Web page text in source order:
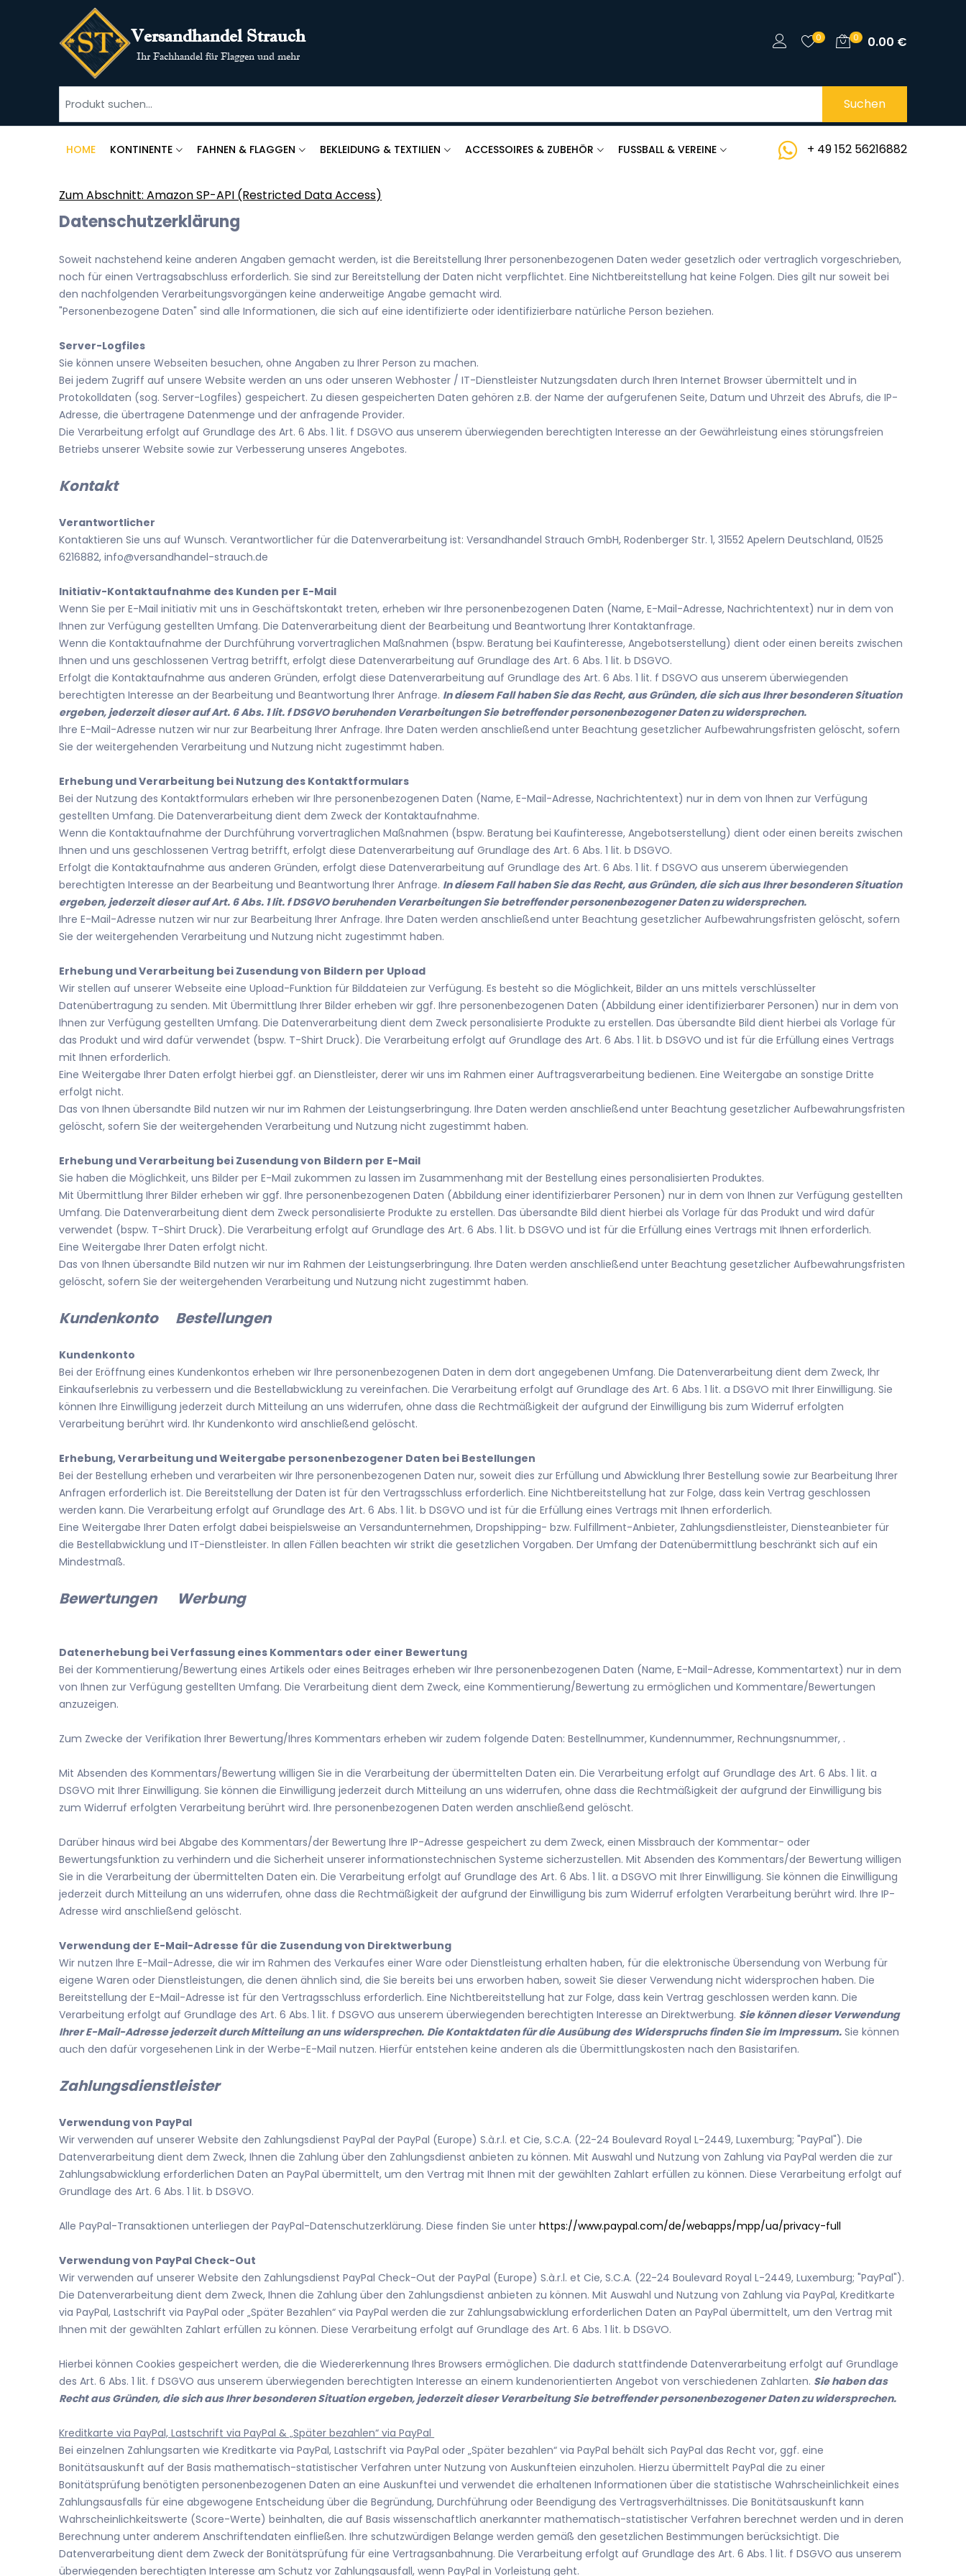
Versandhandel Strauch
Ihr Fachhandel für Flaggen und mehr
0 0 0.00 €
Suchen
HOME KONTINENTE FAHNEN & FLAGGEN BEKLEIDUNG & TEXTILIEN ACCESSOIRES & ZUBEHÖR FUSSBALL & VEREINE + 49 152 56216882
Zum Abschnitt: Amazon SP-API (Restricted Data Access)
Datenschutzerklärung
Soweit nachstehend keine anderen Angaben gemacht werden, ist die Bereitstellung Ihrer personenbezogenen Daten weder gesetzlich oder vertraglich vorgeschrieben,
noch für einen Vertragsabschluss erforderlich. Sie sind zur Bereitstellung der Daten nicht verpflichtet. Eine Nichtbereitstellung hat keine Folgen. Dies gilt nur soweit bei
den nachfolgenden Verarbeitungsvorgängen keine anderweitige Angabe gemacht wird.
"Personenbezogene Daten" sind alle Informationen, die sich auf eine identifizierte oder identifizierbare natürliche Person beziehen.
Server-Logfiles
Sie können unsere Webseiten besuchen, ohne Angaben zu Ihrer Person zu machen.
Bei jedem Zugriff auf unsere Website werden an uns oder unseren Webhoster / IT-Dienstleister Nutzungsdaten durch Ihren Internet Browser übermittelt und in
Protokolldaten (sog. Server-Logfiles) gespeichert. Zu diesen gespeicherten Daten gehören z.B. der Name der aufgerufenen Seite, Datum und Uhrzeit des Abrufs, die IP-
Adresse, die übertragene Datenmenge und der anfragende Provider.
Die Verarbeitung erfolgt auf Grundlage des Art. 6 Abs. 1 lit. f DSGVO aus unserem überwiegenden berechtigten Interesse an der Gewährleistung eines störungsfreien
Betriebs unserer Website sowie zur Verbesserung unseres Angebotes.
Kontakt
Verantwortlicher
Kontaktieren Sie uns auf Wunsch. Verantwortlicher für die Datenverarbeitung ist:Versandhandel Strauch GmbH,Rodenberger Str. 1,31552ApelernDeutschland,01525
6216882,info@versandhandel-strauch.de
Initiativ-Kontaktaufnahme des Kunden per E-Mail
Wenn Sie per E-Mail initiativ mit uns in Geschäftskontakt treten, erheben wir Ihre personenbezogenen Daten (Name, E-Mail-Adresse, Nachrichtentext) nur in dem von
Ihnen zur Verfügung gestellten Umfang. Die Datenverarbeitung dient der Bearbeitung und Beantwortung Ihrer Kontaktanfrage.
Wenn die Kontaktaufnahme der Durchführung vorvertraglichen Maßnahmen (bspw. Beratung bei Kaufinteresse, Angebotserstellung) dient oder einen bereits zwischen
Ihnen und uns geschlossenen Vertrag betrifft, erfolgt diese Datenverarbeitung auf Grundlage des Art. 6 Abs. 1 lit. b DSGVO.
Erfolgt die Kontaktaufnahme aus anderen Gründen, erfolgt diese Datenverarbeitung auf Grundlage des Art. 6 Abs. 1 lit. f DSGVO aus unserem überwiegenden
berechtigten Interesse an der Bearbeitung und Beantwortung Ihrer Anfrage. In diesem Fall haben Sie das Recht, aus Gründen, die sich aus Ihrer besonderen Situation
ergeben, jederzeit dieser auf Art. 6 Abs. 1 lit. f DSGVO beruhenden Verarbeitungen Sie betreffender personenbezogener Daten zu widersprechen.
Ihre E-Mail-Adresse nutzen wir nur zur Bearbeitung Ihrer Anfrage. Ihre Daten werden anschließend unter Beachtung gesetzlicher Aufbewahrungsfristen gelöscht, sofern
Sie der weitergehenden Verarbeitung und Nutzung nicht zugestimmt haben.
Erhebung und Verarbeitung bei Nutzung des Kontaktformulars
Bei der Nutzung des Kontaktformulars erheben wir Ihre personenbezogenen Daten (Name, E-Mail-Adresse, Nachrichtentext) nur in dem von Ihnen zur Verfügung
gestellten Umfang. Die Datenverarbeitung dient dem Zweck der Kontaktaufnahme.
Wenn die Kontaktaufnahme der Durchführung vorvertraglichen Maßnahmen (bspw. Beratung bei Kaufinteresse, Angebotserstellung) dient oder einen bereits zwischen
Ihnen und uns geschlossenen Vertrag betrifft, erfolgt diese Datenverarbeitung auf Grundlage des Art. 6 Abs. 1 lit. b DSGVO.
Erfolgt die Kontaktaufnahme aus anderen Gründen, erfolgt diese Datenverarbeitung auf Grundlage des Art. 6 Abs. 1 lit. f DSGVO aus unserem überwiegenden
berechtigten Interesse an der Bearbeitung und Beantwortung Ihrer Anfrage. In diesem Fall haben Sie das Recht, aus Gründen, die sich aus Ihrer besonderen Situation
ergeben, jederzeit dieser auf Art. 6 Abs. 1 lit. f DSGVO beruhenden Verarbeitungen Sie betreffender personenbezogener Daten zu widersprechen.
Ihre E-Mail-Adresse nutzen wir nur zur Bearbeitung Ihrer Anfrage. Ihre Daten werden anschließend unter Beachtung gesetzlicher Aufbewahrungsfristen gelöscht, sofern
Sie der weitergehenden Verarbeitung und Nutzung nicht zugestimmt haben.
Erhebung und Verarbeitung bei Zusendung von Bildern per Upload
Wir stellen auf unserer Webseite eine Upload-Funktion für Bilddateien zur Verfügung. Es besteht so die Möglichkeit, Bilder an uns mittels verschlüsselter
Datenübertragung zu senden. Mit Übermittlung Ihrer Bilder erheben wir ggf. Ihre personenbezogenen Daten (Abbildung einer identifizierbarer Personen) nur in dem von
Ihnen zur Verfügung gestellten Umfang. Die Datenverarbeitung dient dem Zweck personalisierte Produkte zu erstellen. Das übersandte Bild dient hierbei als Vorlage für
das Produkt und wird dafür verwendet (bspw. T-Shirt Druck). Die Verarbeitung erfolgt auf Grundlage des Art. 6 Abs. 1 lit. b DSGVO und ist für die Erfüllung eines Vertrags
mit Ihnen erforderlich.
Eine Weitergabe Ihrer Daten erfolgt hierbeiggf. an Dienstleister, derer wir uns im Rahmen einer Auftragsverarbeitung bedienen. Eine Weitergabe an sonstige Dritte
erfolgt nicht.
Das von Ihnen übersandte Bild nutzen wir nur im Rahmen der Leistungserbringung. Ihre Daten werden anschließend unter Beachtung gesetzlicher Aufbewahrungsfristen
gelöscht, sofern Sie der weitergehenden Verarbeitung und Nutzung nicht zugestimmt haben.
Erhebung und Verarbeitung bei Zusendung von Bildern per E-Mail
Sie haben die Möglichkeit, uns Bilder per E-Mail zukommen zu lassen im Zusammenhang mit der Bestellung eines personalisierten Produktes.
Mit Übermittlung Ihrer Bilder erheben wir ggf. Ihre personenbezogenen Daten (Abbildung einer identifizierbarer Personen) nur in dem von Ihnen zur Verfügung gestellten
Umfang. Die Datenverarbeitung dient dem Zweck personalisierte Produkte zu erstellen. Das übersandte Bild dient hierbei als Vorlage für das Produkt und wird dafür
verwendet (bspw. T-Shirt Druck). Die Verarbeitung erfolgt auf Grundlage des Art. 6 Abs. 1 lit. b DSGVO und ist für die Erfüllung eines Vertrags mit Ihnen erforderlich.
Eine Weitergabe Ihrer Daten erfolgt nicht.
Das von Ihnen übersandte Bild nutzen wir nur im Rahmen der Leistungserbringung. Ihre Daten werden anschließend unter Beachtung gesetzlicher Aufbewahrungsfristen
gelöscht, sofern Sie der weitergehenden Verarbeitung und Nutzung nicht zugestimmt haben.
Kundenkonto Bestellungen
Kundenkonto
Bei der Eröffnung eines Kundenkontos erheben wir Ihre personenbezogenen Daten in dem dort angegebenen Umfang. Die Datenverarbeitung dient dem Zweck, Ihr
Einkaufserlebnis zu verbessern und die Bestellabwicklung zu vereinfachen. Die Verarbeitung erfolgt auf Grundlage des Art. 6 Abs. 1 lit. a DSGVO mit Ihrer Einwilligung. Sie
können Ihre Einwilligung jederzeit durch Mitteilung an uns widerrufen, ohne dass die Rechtmäßigkeit der aufgrund der Einwilligung bis zum Widerruf erfolgten
Verarbeitung berührt wird. Ihr Kundenkonto wird anschließend gelöscht.
Erhebung, Verarbeitung und Weitergabe personenbezogener Daten bei Bestellungen
Bei der Bestellung erheben und verarbeiten wir Ihre personenbezogenen Daten nur, soweit dies zur Erfüllung und Abwicklung Ihrer Bestellung sowie zur Bearbeitung Ihrer
Anfragen erforderlich ist. Die Bereitstellung der Daten ist für den Vertragsschluss erforderlich. Eine Nichtbereitstellung hat zur Folge, dass kein Vertrag geschlossen
werden kann. Die Verarbeitung erfolgt auf Grundlage des Art. 6 Abs. 1 lit. b DSGVO und ist für die Erfüllung eines Vertrags mit Ihnen erforderlich.
Eine Weitergabe Ihrer Daten erfolgt dabei beispielsweise an Versandunternehmen, Dropshipping- bzw. Fulfillment-Anbieter, Zahlungsdienstleister, Diensteanbieter für
die Bestellabwicklung und IT-Dienstleister. In allen Fällen beachten wir strikt die gesetzlichen Vorgaben. Der Umfang der Datenübermittlung beschränkt sich auf ein
Mindestmaß.
Bewertungen Werbung
Datenerhebung bei Verfassung eines Kommentars oder einer Bewertung
Bei der Kommentierung/Bewertung eines Artikels oder eines Beitrages erheben wir Ihre personenbezogenen Daten (Name, E-Mail-Adresse, Kommentartext) nur in dem
von Ihnen zur Verfügung gestellten Umfang. Die Verarbeitung dient dem Zweck, eine Kommentierung/Bewertung zu ermöglichen und Kommentare/Bewertungen
anzuzeigen.
Zum Zwecke der Verifikation Ihrer Bewertung/Ihres Kommentars erheben wir zudem folgende Daten:Bestellnummer,Kundennummer,Rechnungsnummer, .
Mit Absenden des Kommentars/Bewertung willigen Sie in die Verarbeitung der übermittelten Daten ein. Die Verarbeitung erfolgt auf Grundlage des Art. 6 Abs. 1 lit. a
DSGVO mit Ihrer Einwilligung. Sie können die Einwilligung jederzeit durch Mitteilung an uns widerrufen, ohne dass die Rechtmäßigkeit der aufgrund der Einwilligung bis
zum Widerruf erfolgten Verarbeitung berührt wird. Ihre personenbezogenen Daten werden anschließend gelöscht.
Darüber hinaus wird bei Abgabe des Kommentars/der Bewertung Ihre IP-Adresse gespeichert zu dem Zweck, einen Missbrauch der Kommentar- oder
Bewertungsfunktion zu verhindern und die Sicherheit unserer informationstechnischen Systeme sicherzustellen. Mit Absenden des Kommentars/der Bewertung willigen
Sie in die Verarbeitung der übermittelten Daten ein. Die Verarbeitung erfolgt auf Grundlage des Art. 6 Abs. 1 lit. a DSGVO mit Ihrer Einwilligung. Sie können die Einwilligung
jederzeit durch Mitteilung an uns widerrufen, ohne dass die Rechtmäßigkeit der aufgrund der Einwilligung bis zum Widerruf erfolgten Verarbeitung berührt wird. Ihre IP-
Adresse wird anschließend gelöscht.
Verwendung der E-Mail-Adresse für die Zusendung von Direktwerbung
Wir nutzen Ihre E-Mail-Adresse, die wir im Rahmen des Verkaufes einer Ware oder Dienstleistung erhalten haben, für die elektronische Übersendung von Werbung für
eigene Waren oder Dienstleistungen, die denen ähnlich sind, die Sie bereits bei uns erworben haben, soweit Sie dieser Verwendung nicht widersprochen haben. Die
Bereitstellung der E-Mail-Adresse ist für den Vertragsschluss erforderlich. Eine Nichtbereitstellung hat zur Folge, dass kein Vertrag geschlossen werden kann. Die
Verarbeitung erfolgt auf Grundlage des Art. 6 Abs. 1 lit. f DSGVO aus unserem überwiegenden berechtigten Interesse an Direktwerbung. Sie können dieser Verwendung
Ihrer E-Mail-Adresse jederzeit durch Mitteilung an uns widersprechen. Die Kontaktdaten für die Ausübung des Widerspruchs finden Sie im Impressum. Sie können
auch den dafür vorgesehenen Link in der Werbe-E-Mail nutzen. Hierfür entstehen keine anderen als die Übermittlungskosten nach den Basistarifen.
Zahlungsdienstleister
Verwendung von PayPal
Wir verwenden auf unserer Website den Zahlungsdienst PayPal der PayPal (Europe) S.à.r.l. et Cie, S.C.A. (22-24 Boulevard Royal L-2449, Luxemburg; "PayPal"). Die
Datenverarbeitung dient dem Zweck, Ihnen die Zahlung über den Zahlungsdienst anbieten zu können. Mit Auswahl und Nutzung von Zahlung via PayPal werden die zur
Zahlungsabwicklung erforderlichen Daten an PayPal übermittelt, um den Vertrag mit Ihnen mit der gewählten Zahlart erfüllen zu können. Diese Verarbeitung erfolgt auf
Grundlage des Art. 6 Abs. 1 lit. b DSGVO.
Alle PayPal-Transaktionen unterliegen der PayPal-Datenschutzerklärung. Diese finden Sie unterhttps://www.paypal.com/de/webapps/mpp/ua/privacy-full
Verwendung von PayPal Check-Out
Wir verwenden auf unserer Website den Zahlungsdienst PayPal Check-Out der PayPal (Europe) S.à.r.l. et Cie, S.C.A. (22-24 Boulevard Royal L-2449, Luxemburg; "PayPal").
Die Datenverarbeitung dient dem Zweck, Ihnen die Zahlung über den Zahlungsdienst anbieten zu können. Mit Auswahl und Nutzung von Zahlung via PayPal, Kreditkarte
via PayPal, Lastschrift via PayPal oder „Später Bezahlen“ via PayPal werden die zur Zahlungsabwicklung erforderlichen Daten an PayPal übermittelt, um den Vertrag mit
Ihnen mit der gewählten Zahlart erfüllen zu können. Diese Verarbeitung erfolgt auf Grundlage des Art. 6 Abs. 1 lit. b DSGVO.
Hierbei können Cookies gespeichert werden, die die Wiedererkennung Ihres Browsers ermöglichen. Die dadurch stattfindende Datenverarbeitung erfolgt auf Grundlage
des Art. 6 Abs. 1 lit. f DSGVO aus unserem überwiegenden berechtigten Interesse an einem kundenorientierten Angebot von verschiedenen Zahlarten. Sie haben das
Recht aus Gründen, die sich aus Ihrer besonderen Situation ergeben, jederzeit dieser Verarbeitung Sie betreffender personenbezogener Daten zu widersprechen.
Kreditkarte via PayPal, Lastschrift via PayPal & „Später bezahlen“ via PayPal
Bei einzelnen Zahlungsarten wie Kreditkarte via PayPal, Lastschrift via PayPal oder „Später bezahlen“ via PayPal behält sich PayPal das Recht vor, ggf. eine
Bonitätsauskunft auf der Basis mathematisch-statistischer Verfahren unter Nutzung von Auskunfteien einzuholen. Hierzu übermittelt PayPal die zu einer
Bonitätsprüfung benötigten personenbezogenen Daten an eine Auskunftei und verwendet die erhaltenen Informationen über die statistische Wahrscheinlichkeit eines
Zahlungsausfalls für eine abgewogene Entscheidung über die Begründung, Durchführung oder Beendigung des Vertragsverhältnisses. Die Bonitätsauskunft kann
Wahrscheinlichkeitswerte (Score-Werte) beinhalten, die auf Basis wissenschaftlich anerkannter mathematisch-statistischer Verfahren berechnet werden und in deren
Berechnung unter anderem Anschriftendaten einfließen. Ihre schutzwürdigen Belange werden gemäß den gesetzlichen Bestimmungen berücksichtigt. Die
Datenverarbeitung dient dem Zweck der Bonitätsprüfung für eine Vertragsanbahnung. Die Verarbeitung erfolgt auf Grundlage des Art. 6 Abs. 1 lit. f DSGVO aus unserem
überwiegenden berechtigten Interesse am Schutz vor Zahlungsausfall, wenn PayPal in Vorleistung geht.